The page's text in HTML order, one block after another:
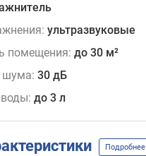
ультразвуковые
помещения: до 30 м²
шума: 30 дБ
до 3 л
Подробнее